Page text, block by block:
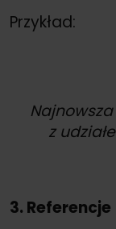
Przykład:
z
3.